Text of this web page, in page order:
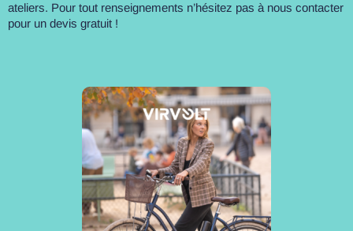
ateliers. Pour tout renseignements n’hésitez pas à nous contacter
pour un devis gratuit !